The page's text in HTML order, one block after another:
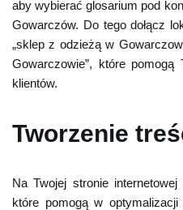
aby wybierać glosarium pod
Gowarczów. Do tego dołącz
„sklep z odzieżą w
Gowarczowie”, które
klientów.
Tworzenie
Na Twojej stronie
które pomogą w